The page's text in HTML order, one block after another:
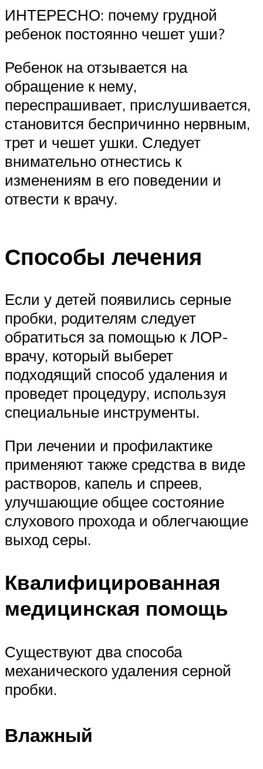
ИНТЕРЕСНО: почему грудной
ребенок постоянно чешет уши?
Ребенок на отзывается на
обращение к нему,
переспрашивает, прислушивается,
становится беспричинно нервным,
трет и чешет ушки. Следует
внимательно отнестись к
изменениям в его поведении и
отвести к врачу.
Способы лечения
Если у детей появились серные
пробки, родителям следует
обратиться за помощью к ЛОР-
врачу, который выберет
подходящий способ удаления и
проведет процедуру, используя
специальные инструменты.
При лечении и профилактике
применяют также средства в виде
растворов, капель и спреев,
улучшающие общее состояние
слухового прохода и облегчающие
выход серы.
Квалифицированная
медицинская помощь
Существуют два способа
механического удаления серной
пробки.
Влажный